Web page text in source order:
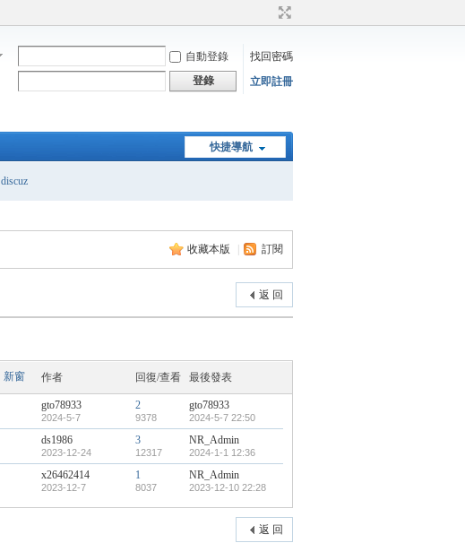
自動登錄
找回密碼
登錄 立即註冊
快捷導航
discuz
收藏本版 訂閱
返 回
新窗 作者 回復/查看 最後發表
gto78933
2024-5-7
2
9378
gto78933
2024-5-7 22:50
ds1986
2023-12-24
3
12317
NR_Admin
2024-1-1 12:36
x26462414
2023-12-7
1
8037
NR_Admin
2023-12-10 22:28
返 回